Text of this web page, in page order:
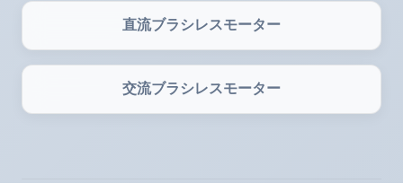
直流ブラシレスモーター
交流ブラシレスモーター